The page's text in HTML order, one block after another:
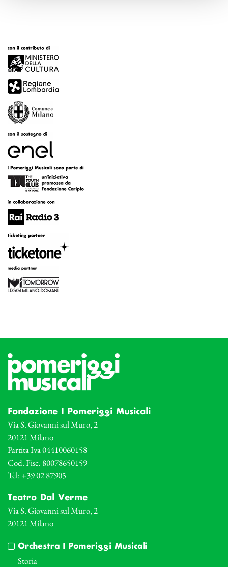
Fondazione I Pomeriggi Musicali
Via S. Giovanni sul Muro, 2
20121 Milano
Partita Iva 04410060158
Cod. Fisc. 80078650159
Tel: +39 02 87905
Teatro Dal Verme
Via S. Giovanni sul Muro, 2
20121 Milano
Orchestra I Pomeriggi Musicali
Storia